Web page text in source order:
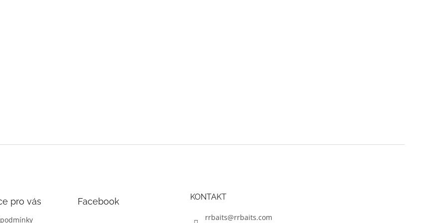
pro vás Facebook KONTAKT
rrbaits@rrbaits.com